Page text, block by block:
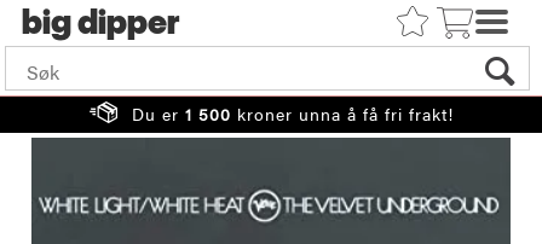
big
Du er 1 500 kroner unna å få fri frakt!